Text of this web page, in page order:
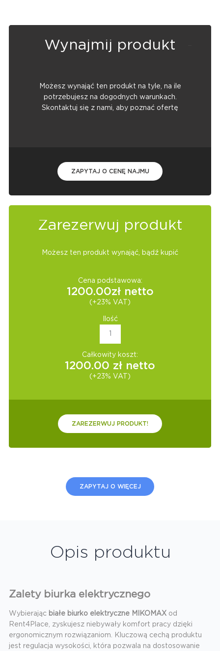
Wynajmij produkt
Możesz wynająć ten produkt na tyle, na ile
potrzebujesz na dogodnych warunkach.
Skontaktuj się z nami, aby poznać ofertę
ZAPYTAJ O CENĘ NAJMU
Zarezerwuj produkt
Możesz ten produkt wynająć, bądź kupić
Cena podstawowa:
1200.00zł netto
(+23% VAT)
Ilość
Całkowity koszt:
1200.00 zł netto
(+23% VAT)
ZAREZERWUJ PRODUKT!
ZAPYTAJ O WIĘCEJ
Opis produktu
Zalety biurka elektrycznego
Wybierając białe biurko elektryczne MIKOMAX od
Rent4Place, zyskujesz niebywały komfort pracy dzięki
ergonomicznym rozwiązaniom. Kluczową cechą produktu
jest regulacja wysokości, która pozwala na dostosowanie